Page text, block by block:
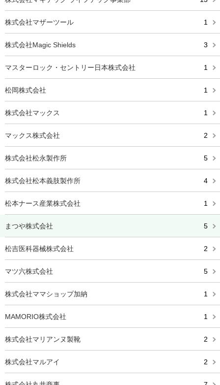
株式会社マザーツール 1
株式会社Magic Shields 3
マスターロック・セントリー日本株式会社 1
松岡株式会社 1
株式会社マックス 1
マックス株式会社 2
株式会社松永製作所 5
株式会社松本義肢製作所 4
松本ナース産業株式会社 1
まつや株式会社 5
松吉医科器械株式会社 2
マツ六株式会社 5
株式会社ママショップ加納 1
MAMORIO株式会社 1
株式会社マリアンヌ製靴 2
株式会社マルアイ 2